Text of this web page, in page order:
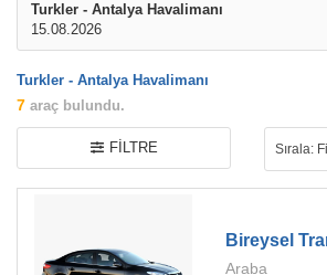
Turkler - Antalya Havalimanı
15.08.2026
Turkler - Antalya Havalimanı
7 araç bulundu.
FILTRE
Bireysel
Araba